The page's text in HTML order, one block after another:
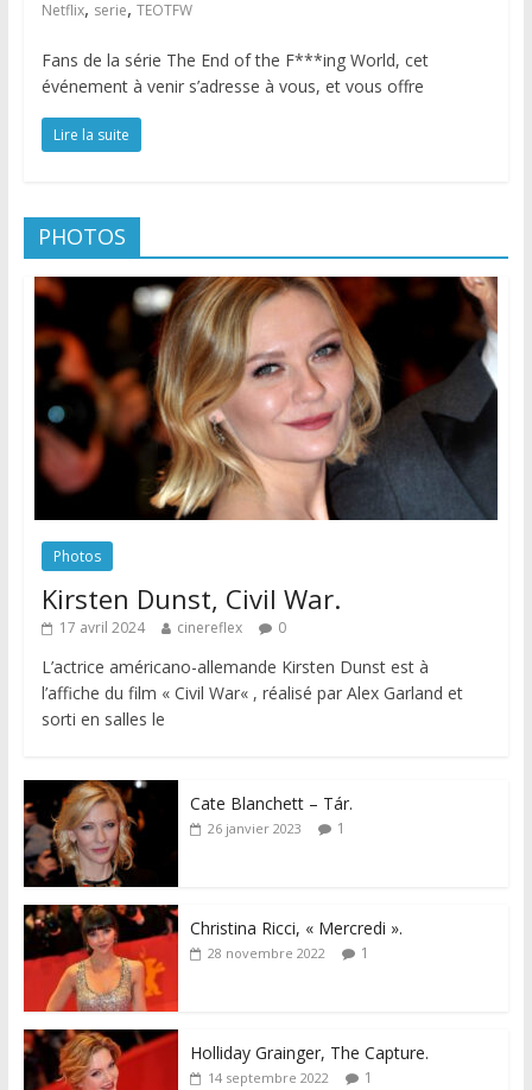
Netflix, serie, TEOTFW
Fans de la série The End of the F***ing World, cet
événement à venir s’adresse à vous, et vous offre
Lire la suite
PHOTOS
Photos
Kirsten Dunst, Civil War.
17 avril 2024 cinereflex 0
L’actrice américano-allemande Kirsten Dunst est à
l’affiche du film « Civil War« , réalisé par Alex Garland et
sorti en salles le
Cate Blanchett – Tár.
26 janvier 2023 1
Christina Ricci, « Mercredi ».
28 novembre 2022 1
Holliday Grainger, The Capture.
14 septembre 2022 1